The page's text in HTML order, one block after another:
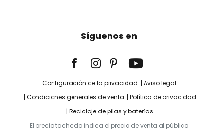
Síguenos en
Configuración de la privacidad
Aviso legal
Condiciones generales de venta
Política de privacidad
Reciclaje de pilas y baterías
El precio tachado indica el precio de venta al público